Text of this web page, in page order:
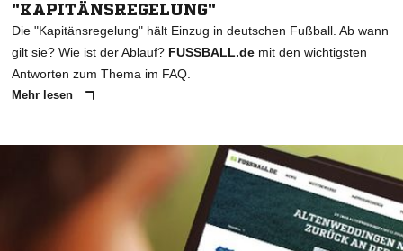
"KAPITÄNSREGELUNG"
Die "Kapitänsregelung" hält Einzug in deutschen Fußball. Ab wann
gilt sie? Wie ist der Ablauf? FUSSBALL.de mit den wichtigsten
Antworten zum Thema im FAQ.
Mehr lesen